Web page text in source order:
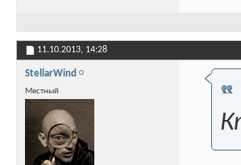
11.10.2013, 14:28
StellarWind
Местный